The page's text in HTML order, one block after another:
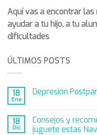
5.6 Comunicación y
5.7 Funciones
5.8 Analizando y
5.9 Nuevas
Aquí vas a encontrar
ayudar a tu hijo, a tu
dificultades
ÚLTIMOS POSTS
18
Ene
Depresión
18
Dic
Consejos y
juguete estas